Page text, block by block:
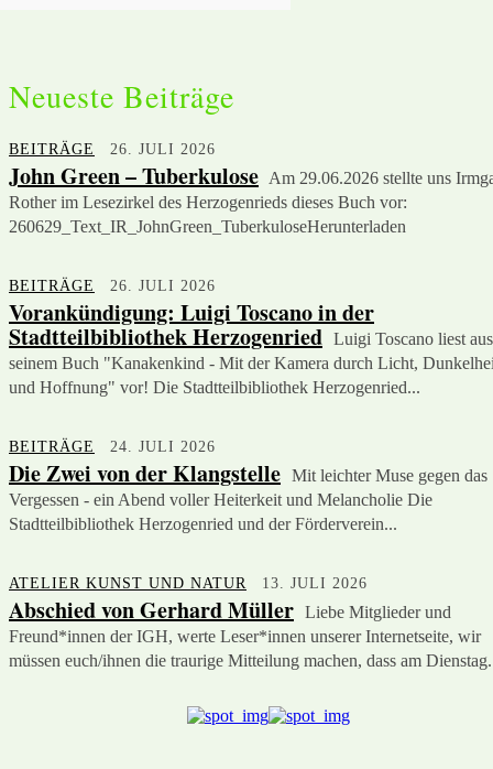
Neueste Beiträge
BEITRÄGE 26. JULI 2026
John Green – Tuberkulose Am 29.06.2026 stellte uns
Rother im Lesezirkel des Herzogenrieds dieses Buch vor:
260629_Text_IR_JohnGreen_TuberkuloseHerunterladen
BEITRÄGE 26. JULI 2026
Vorankündigung: Luigi Toscano in der
Stadtteilbibliothek Herzogenried Luigi Toscano liest aus
seinem Buch "Kanakenkind - Mit der Kamera durch Licht,
und Hoffnung" vor! Die Stadtteilbibliothek Herzogenried...
BEITRÄGE 24. JULI 2026
Die Zwei von der Klangstelle Mit leichter Muse gegen das
Vergessen - ein Abend voller Heiterkeit und Melancholie Die
Stadtteilbibliothek Herzogenried und der Förderverein...
ATELIER KUNST UND NATUR 13. JULI 2026
Abschied von Gerhard Müller Liebe Mitglieder und
Freund*innen der IGH, werte Leser*innen unserer Internetseite, wir
müssen euch/ihnen die traurige Mitteilung machen, dass am